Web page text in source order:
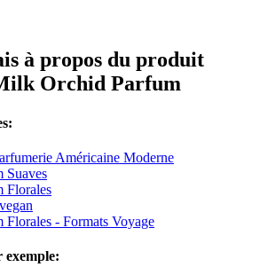
à propos du produit
Orchid Parfum
Américaine Moderne
Suaves
Florales
Florales - Formats Voyage
exemple: